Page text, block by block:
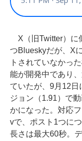
X（旧Twitter）に
つBlueskyだが、X
トされていなかっ
能が開発中であり
ていたが、9月12日
ジョン（1.91）で
かになった。対応
vで、ポスト1つに
長さは最大60秒。